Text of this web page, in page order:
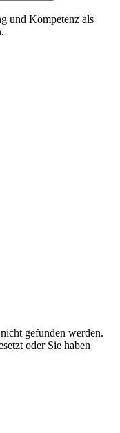
und Kompetenz als
gefunden werden.
oder Sie haben